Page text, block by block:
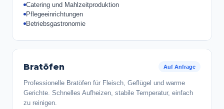
Catering und Mahlzeitproduktion
Pflegeeinrichtungen
Betriebsgastronomie
Bratöfen Auf Anfrage
Professionelle Bratöfen für Fleisch, Geflügel und warme
Gerichte. Schnelles Aufheizen, stabile Temperatur, einfach
zu reinigen.